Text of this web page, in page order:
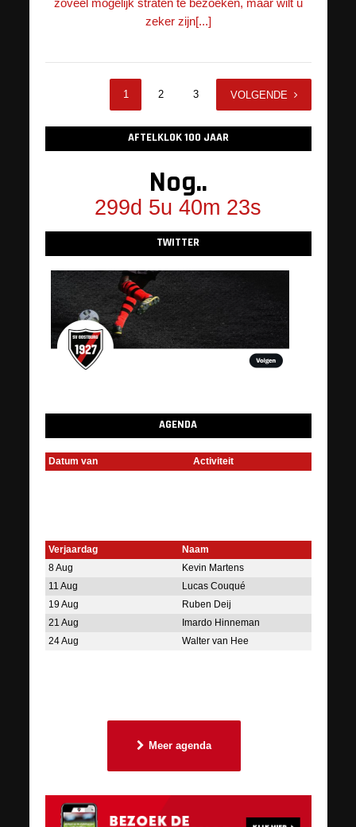
zoveel mogelijk straten te bezoeken, maar wilt u
zeker zijn[...]
1 2 3 4VOLGENDE
AFTELKLOK 100 JAAR
Nog..
299d 5u 40m 23s
TWITTER
AGENDA
Datum van Activiteit
Verjaardag
Naam
8 Aug
Kevin Martens
11 Aug
Lucas Couqué
19 Aug
Ruben Deij
21 Aug
Imardo Hinneman
24 Aug
Walter van Hee
Meer agenda